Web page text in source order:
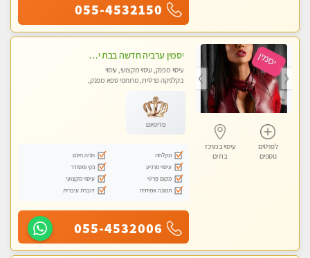
055-4532150
לפרטים
נוספים
עיסוי במרכז
בת ים
יסמין ערביה חדשה בבת ים חדש חדש .כל סוגי העיסויים במקום הכי מושלם בעיר בת ים . highly recommended..new in the city
עיסוי מפנק, עיסוי מקצועי, עיסוי
בקלניקה פרטית, מתחמי ספא מפנק,
טנטרה
פרימיום
מקלחת
חניה חינם
עיסוי מרגיע
נקי ומסודר
מקום פרטי
עיסוי מקצועי
תמונה אמיתית
דוברת עיברית
055-4532006